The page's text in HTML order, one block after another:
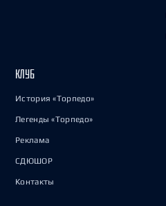
КЛУБ
История «Торпедо»
Легенды «Торпедо»
Реклама
СДЮШОР
Контакты